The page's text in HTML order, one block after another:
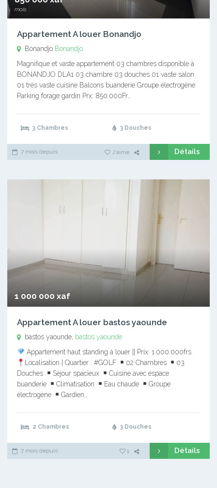
mois
Appartement A louer Bonandjo
Bonandjo Bonandjo
Magnifique et vaste appartement 03 chambres disponible à
BONANDJO DLA1 03 chambre 03 douches 01 vaste salon
01 très vaste cuisine Balcons buanderie Groupe électrogène
Parking forage gardin Prx: 850.000Fr…
3 Chambres 3 Douches
7 mois depuis J'aime Détails
1 000 000 xaf
Appartement A louer bastos yaounde
bastos yaounde, bastos yaounde
Appartement haut standing à louer || Prix: 1.000.000frs
Localisation | Quartier : #GOLF
02 Chambres
03
Douches
Séjour spacieux
Cuisine avec espace
buanderie
Climatisation Eau chaude
Groupe
électrogène
Gardien…
2 Chambres 3 Douches
7 mois depuis 1 Détails